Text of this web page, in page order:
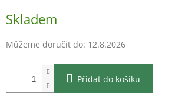
cena:
Skladem
Můžeme doručit do: 12.8.2026
Přidat do košíku